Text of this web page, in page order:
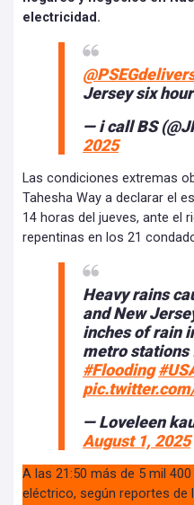
electricidad.
Jersey six
— i call BS
2025
Las condiciones extremas
Tahesha Way a declarar el
14 horas del jueves, ante el
repentinas en los 21
Heavy rains
and New
inches of rain
metro stations
#Flooding
— Loveleen
August 1, 2025
A las 21:50 más de 5 mil
eléctrico, según reportes de